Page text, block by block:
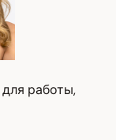
работы,